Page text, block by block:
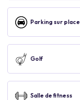
Parking sur place
Golf
Salle de fitness